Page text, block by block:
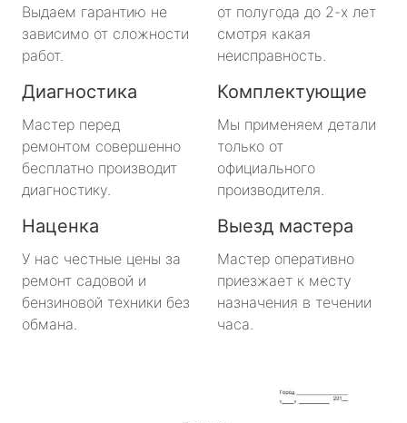
Выдаем гарантию не
зависимо от сложности
работ.
от полугода до 2-х лет
смотря какая
неисправность.
Диагностика
Мастер перед
ремонтом совершенно
бесплатно производит
диагностику.
Комплектующие
Мы применяем детали
только от
официального
производителя.
Наценка
У нас честные цены за
ремонт садовой и
бензиновой техники без
обмана.
Выезд мастера
Мастер оперативно
приезжает к месту
назначения в течении
часа.